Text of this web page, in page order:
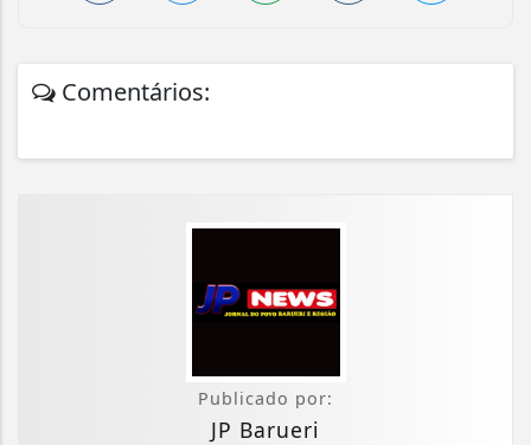
Comentários:
Publicado por:
JP Barueri